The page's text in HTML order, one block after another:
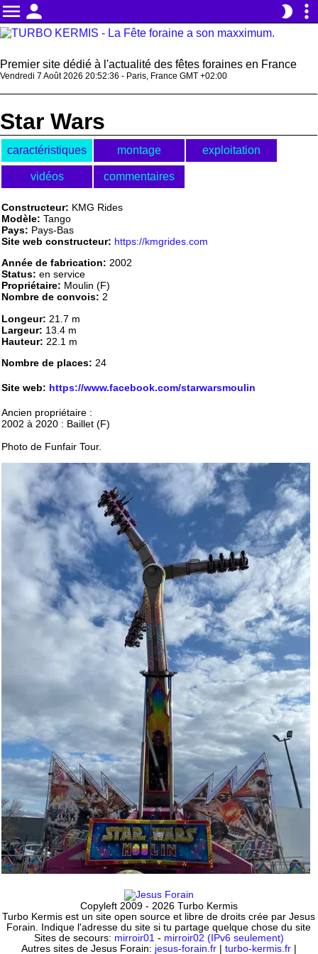
menu person brightness_2 more_vert
Premier site dédié à l'actualité des fêtes foraines en France
Vendredi 7 Août 2026 20:52:36 - Paris, France GMT +02:00
Star Wars
caractéristiques montage exploitation
vidéos commentaires
Constructeur: KMG Rides
Modèle: Tango
Pays: Pays-Bas
Site web constructeur: https://kmgrides.com
Année de fabrication: 2002
Status: en service
Propriétaire: Moulin (F)
Nombre de convois: 2
Longeur: 21.7 m
Largeur: 13.4 m
Hauteur: 22.1 m
Nombre de places: 24
Site web: https://www.facebook.com/starwarsmoulin
Ancien propriétaire :
2002 à 2020 : Baillet (F)
Photo de Funfair Tour.
Copyleft 2009 - 2026 Turbo Kermis
Turbo Kermis est un site open source et libre de droits crée par Jesus
Forain. Indique l'adresse du site si tu partage quelque chose du site
Sites de secours: mirroir01- mirroir02 (IPv6 seulement)
Autres sites de Jesus Forain: jesus-forain.fr| turbo-kermis.fr|